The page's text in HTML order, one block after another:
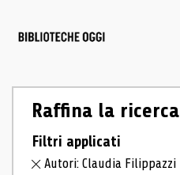
Raffina la ricerca
Filtri applicati
Autori: Claudia Filippazzi